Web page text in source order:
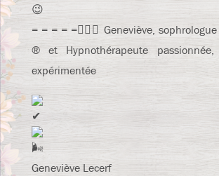
= = = = =🙋🏼‍♀‍ Geneviève,
® et Hypnothérapeute
expérimentée
Geneviève Lecerf